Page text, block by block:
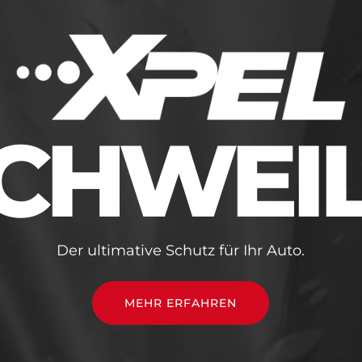
Der ultimative Schutz für Ihr Auto.
MEHR ERFAHREN